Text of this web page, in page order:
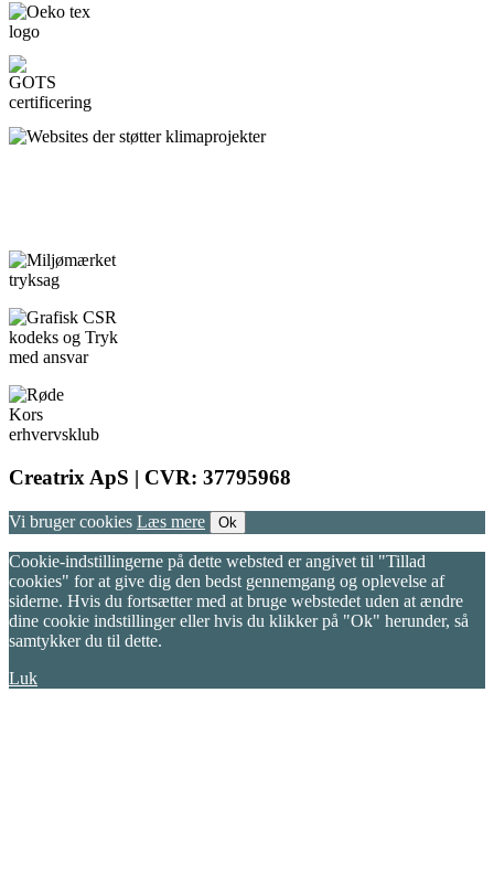
Creatrix ApS | CVR: 37795968
Vi bruger cookies Læs mere Ok
Cookie-indstillingerne på dette websted er angivet til "Tillad
cookies" for at give dig den bedst gennemgang og oplevelse af
siderne. Hvis du fortsætter med at bruge webstedet uden at ændre
dine cookie indstillinger eller hvis du klikker på "Ok" herunder, så
samtykker du til dette.
Luk